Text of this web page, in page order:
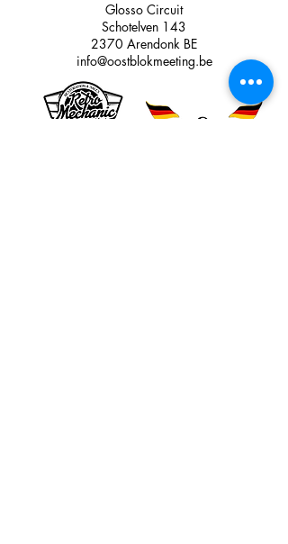
Glosso Circuit
Schotelven 143
2370 Arendonk BE
info@oostblokmeeting.be